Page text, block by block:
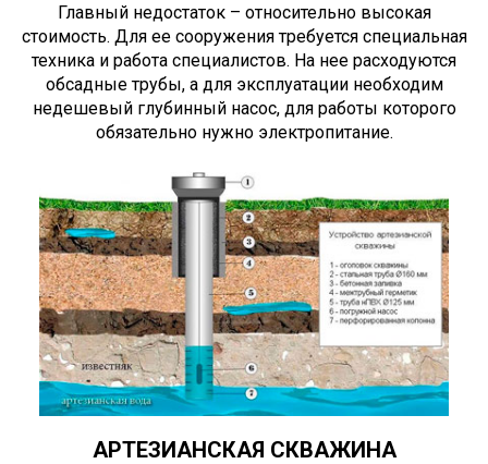
Главный недостаток – относительно высокая
стоимость. Для ее сооружения требуется специальная
техника и работа специалистов. На нее расходуются
обсадные трубы, а для эксплуатации необходим
недешевый глубинный насос, для работы которого
обязательно нужно электропитание.
АРТЕЗИАНСКАЯ СКВАЖИНА